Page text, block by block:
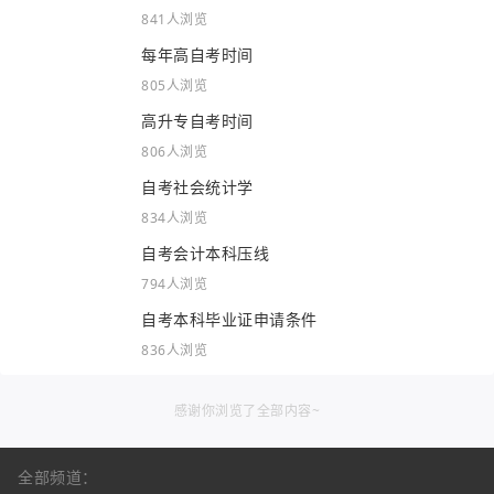
841人浏览
每年高自考时间
805人浏览
高升专自考时间
806人浏览
自考社会统计学
834人浏览
自考会计本科压线
794人浏览
自考本科毕业证申请条件
836人浏览
感谢你浏览了全部内容~
全部频道：